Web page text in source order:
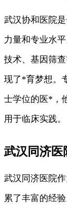
武汉协和医院
力量和专业水
技术、基因筛
现了*育梦想。
士学位的医*，
用于临床实践。
武汉同济医
武汉同济医院
累了丰富的经